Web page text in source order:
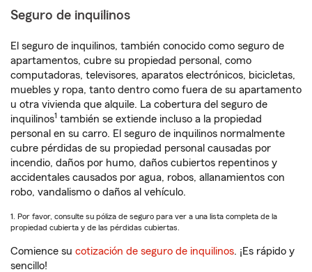
Seguro de inquilinos
El seguro de inquilinos, también conocido como seguro de
apartamentos, cubre su propiedad personal, como
computadoras, televisores, aparatos electrónicos, bicicletas,
muebles y ropa, tanto dentro como fuera de su apartamento
u otra vivienda que alquile. La cobertura del seguro de
inquilinos1 también se extiende incluso a la propiedad
personal en su carro. El seguro de inquilinos normalmente
cubre pérdidas de su propiedad personal causadas por
incendio, daños por humo, daños cubiertos repentinos y
accidentales causados por agua, robos, allanamientos con
robo, vandalismo o daños al vehículo.
1. Por favor, consulte su póliza de seguro para ver a una lista completa de la
propiedad cubierta y de las pérdidas cubiertas.
Comience su cotización de seguro de inquilinos. ¡Es rápido y
sencillo!